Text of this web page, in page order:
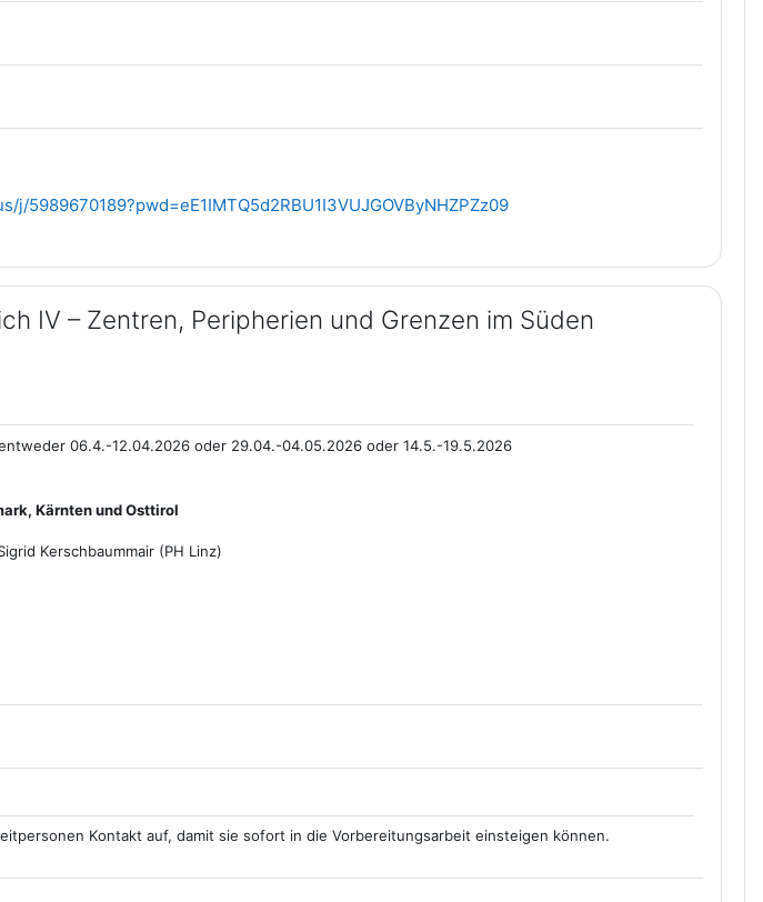
Link/URL
j/5989670189?pwd=eE1IMTQ5d2RBU1I3VUJGOVByNHZPZz09
IV – Zentren, Peripherien und Grenzen im Süden
06.4.-12.04.2026 oder 29.04.-04.05.2026 oder 14.5.-19.5.2026
Kärnten und Osttirol
Kerschbaummair (PH Linz)
Kontakt auf, damit sie sofort in die Vorbereitungsarbeit einsteigen können.